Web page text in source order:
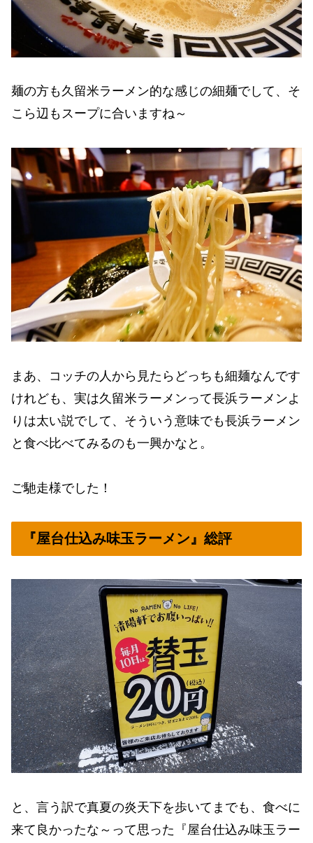
麺の方も久留米ラーメン的な感じの細麺でして、そ
こら辺もスープに合いますね～
まあ、コッチの人から見たらどっちも細麺なんです
けれども、実は久留米ラーメンって長浜ラーメンよ
りは太い説でして、そういう意味でも長浜ラーメン
と食べ比べてみるのも一興かなと。
ご馳走様でした！
『屋台仕込み味玉ラーメン』総評
と、言う訳で真夏の炎天下を歩いてまでも、食べに
来て良かったな～って思った『屋台仕込み味玉ラー